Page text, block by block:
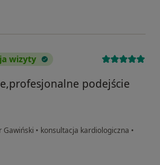
wizyty
podejście
Gawiński • konsultacja kardiologiczna •